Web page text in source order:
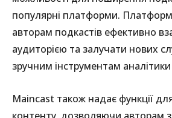
популярні платформи.
авторам подкастів ефективно
аудиторією та залучати нових
зручним інструментам
Maincast також надає функції